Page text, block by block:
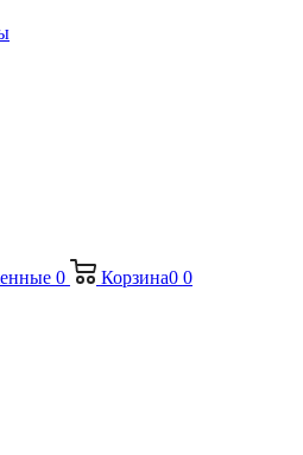
0 Корзина0 0